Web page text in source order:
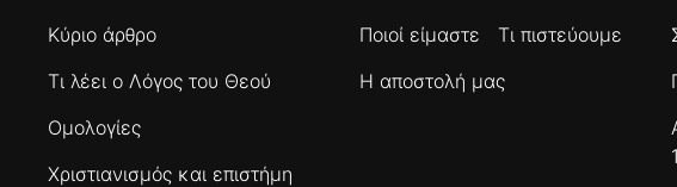
Κύριο άρθρο
Τι λέει ο Λόγος του Θεού
Ομολογίες
Χριστιανισμός και επιστήμη
Ποιοί είμαστε
Τι πιστεύουμε
Η αποστολή μας